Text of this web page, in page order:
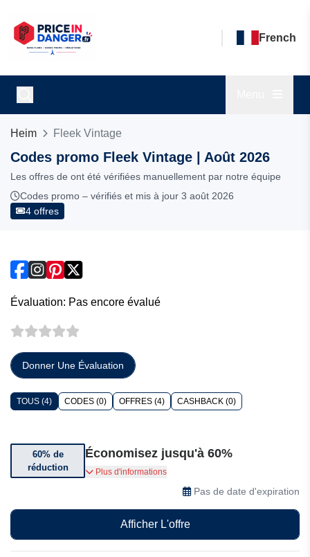
French
Heim Fleek Vintage
Codes promo Fleek Vintage | Août 2026
Les offres de ont été vérifiées manuellement par notre équipe
Codes promo – vérifiés et mis à jour 3 août 2026
4 offres
Évaluation: Pas encore évalué
Donner Une Évaluation
TOUS (4) CODES (0) OFFRES (4) CASHBACK (0)
60% de
réduction
Économisez jusqu'à 60%
Meilleures collections jusqu'à 60% de réduction
Plus d'informations
Pas de date d'expiration
Afficher L'offre